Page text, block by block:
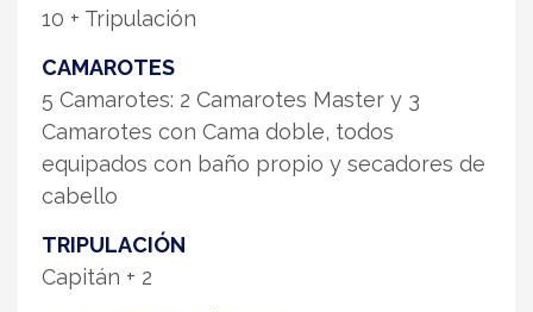
10 + Tripulación
CAMAROTES
5 Camarotes: 2 Camarotes Master y 3
Camarotes con Cama doble, todos
equipados con baño propio y secadores de
cabello
TRIPULACIÓN
Capitán + 2